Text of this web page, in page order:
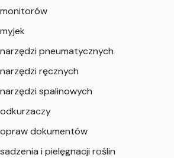
pneumatycznych
ręcznych
spalinowych
dokumentów
i pielęgnacji roślin